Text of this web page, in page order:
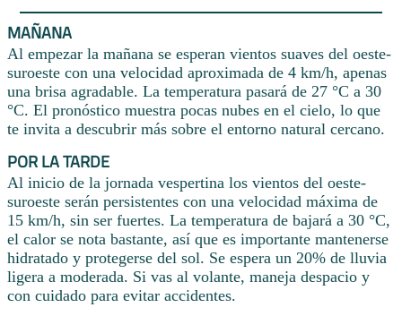
MAÑANA
Al empezar la mañana se esperan vientos suaves del oeste-
suroeste con una velocidad aproximada de 4 km/h, apenas
una brisa agradable. La temperatura pasará de 27 °C a 30
°C. El pronóstico muestra pocas nubes en el cielo, lo que
te invita a descubrir más sobre el entorno natural cercano.
POR LA TARDE
Al inicio de la jornada vespertina los vientos del oeste-
suroeste serán persistentes con una velocidad máxima de
15 km/h, sin ser fuertes. La temperatura de bajará a 30 °C,
el calor se nota bastante, así que es importante mantenerse
hidratado y protegerse del sol. Se espera un 20% de lluvia
ligera a moderada. Si vas al volante, maneja despacio y
con cuidado para evitar accidentes.